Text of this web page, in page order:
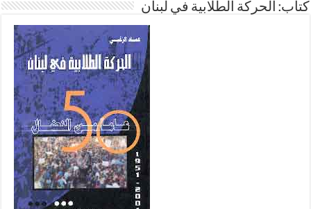
كتاب: الحركة الطلابية في لبنان